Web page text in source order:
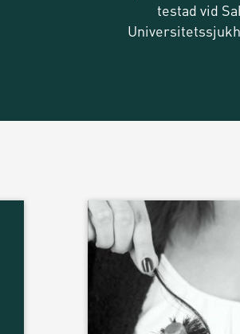
testad vid